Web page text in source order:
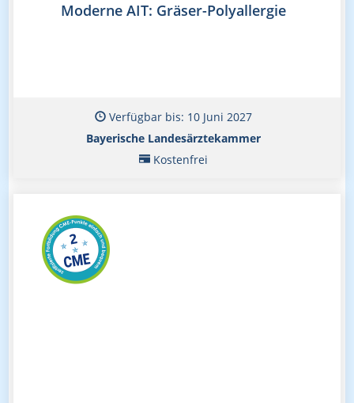
Moderne AIT: Gräser-Polyallergie
Verfügbar bis: 10 Juni 2027
Bayerische Landesärztekammer
Kostenfrei